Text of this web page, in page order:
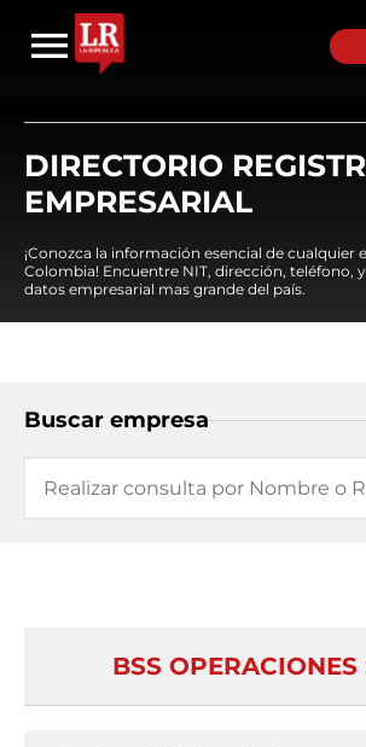
DIRECTORIO
EMPRESARIAL
¡Conozca la información esencial de cualquier
Colombia! Encuentre NIT, dirección, teléfono,
datos empresarial mas grande del país.
Buscar empresa
BSS OPERACIONES